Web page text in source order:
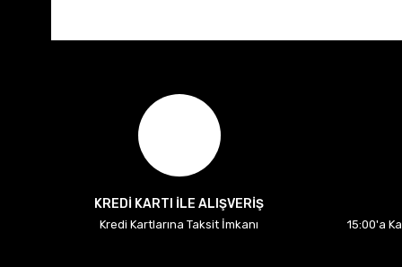
KREDİ KARTI İLE ALIŞVERİŞ
Kredi Kartlarına Taksit İmkanı
15:00'a